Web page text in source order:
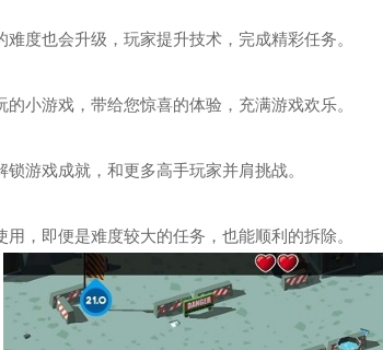
度也会升级，玩家提升技术，完成精彩任务。
小游戏，带给您惊喜的体验，充满游戏欢乐。
游戏成就，和更多高手玩家并肩挑战。
，即便是难度较大的任务，也能顺利的拆除。